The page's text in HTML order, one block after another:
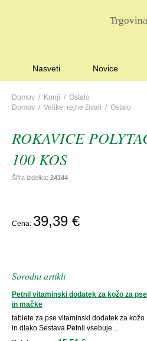
Nasveti Novice
Domov / Konji / Ostalo
Domov / Velike, rejne živali / Ostalo
ROKAVICE
100 KOS
Šifra izdelka: 24144
Cena: 39,39 €
Sorodni artikli
Petnil vitaminski dodatek za kožo za pse
in mačke
tablete za pse vitaminski dodatek za kožo
in dlako Sestava Petnil vsebuje...